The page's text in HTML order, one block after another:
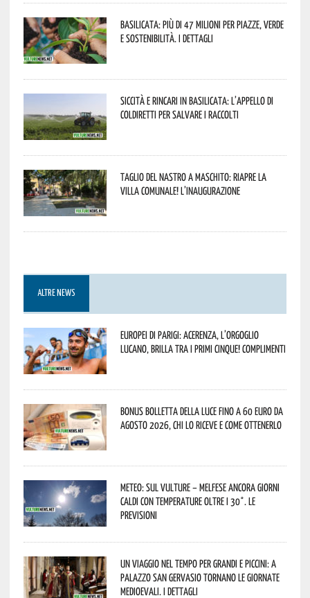
Basilicata: più di 47 milioni per piazze, verde
e sostenibilità. I dettagli
Siccità e rincari in Basilicata: l’appello di
Coldiretti per salvare i raccolti
Taglio del nastro a Maschito: riapre la
Villa Comunale! L’inaugurazione
ALTRE NEWS
Europei di Parigi: Acerenza, l’orgoglio
lucano, brilla tra i primi cinque! Complimenti
Bonus bolletta della luce fino a 60 euro da
agosto 2026, chi lo riceve e come ottenerlo
Meteo: sul Vulture – melfese ancora giorni
caldi con temperature oltre i 30°. Le
previsioni
Un viaggio nel tempo per grandi e piccini: a
Palazzo San Gervasio tornano le Giornate
Medioevali. I dettagli